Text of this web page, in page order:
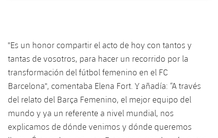
Fotos
Historia
Palmarés
Clasificaciones
Juvenil
Infantil
Alevín
Noticias
Atletismo
Actualidad
Masculino
Femenino
Baloncesto en silla de ruedas
Actualidad
Jugadores
Hockey sobre hielo
Actualidad
Hockey hierba
"Es un honor compartir el acto de hoy con tantos y
tantas de vosotros, para hacer un recorrido por la
transformación del fútbol femenino en el FC
Barcelona", comentaba Elena Fort. Y añadía: “A través
del relato del Barça Femenino, el mejor equipo del
mundo y ya un referente a nivel mundial, nos
explicamos de dónde venimos y dónde queremos